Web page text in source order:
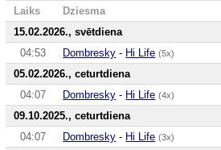
Laiks
Dziesma
15.02.2026., svētdiena
04:53
Dombresky - Hi Life (5x)
05.02.2026., ceturtdiena
04:07
Dombresky - Hi Life (4x)
09.10.2025., ceturtdiena
04:07
Dombresky - Hi Life (3x)